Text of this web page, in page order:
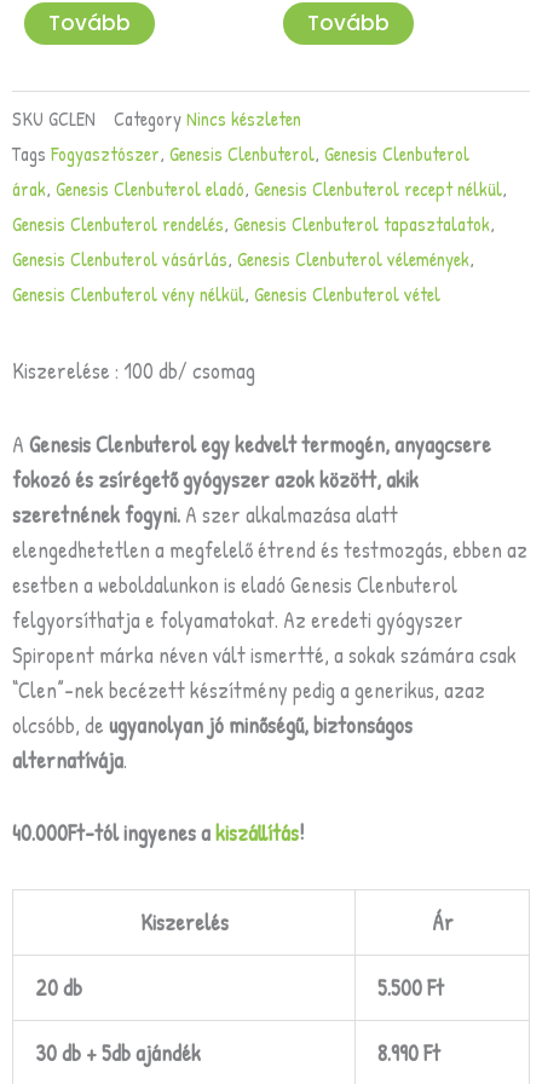
Tovább Tovább
SKU GCLEN CategoryNincs készleten
Tags Fogyasztószer, Genesis Clenbuterol, Genesis Clenbuterol
árak, Genesis Clenbuterol eladó, Genesis Clenbuterol recept nélkül,
Genesis Clenbuterol rendelés, Genesis Clenbuterol tapasztalatok,
Genesis Clenbuterol vásárlás, Genesis Clenbuterol vélemények,
Genesis Clenbuterol vény nélkül, Genesis Clenbuterol vétel
Kiszerelése : 100 db/ csomag
A Genesis Clenbuterol egy kedvelt termogén, anyagcsere
fokozó és zsírégető gyógyszer azok között, akik
szeretnének fogyni. A szer alkalmazása alatt
elengedhetetlen a megfelelő étrend és testmozgás, ebben az
esetben a weboldalunkon is eladó Genesis Clenbuterol
felgyorsíthatja e folyamatokat. Az eredeti gyógyszer
Spiropent márka néven vált ismertté, a sokak számára csak
“Clen”-nek becézett készítmény pedig a generikus, azaz
olcsóbb, de ugyanolyan jó minőségű, biztonságos
alternatívája.
40.000Ft-tól ingyenes akiszállítás!
Kiszerelés Ár
20 db 5.500 Ft
30 db + 5db ajándék 8.990 Ft